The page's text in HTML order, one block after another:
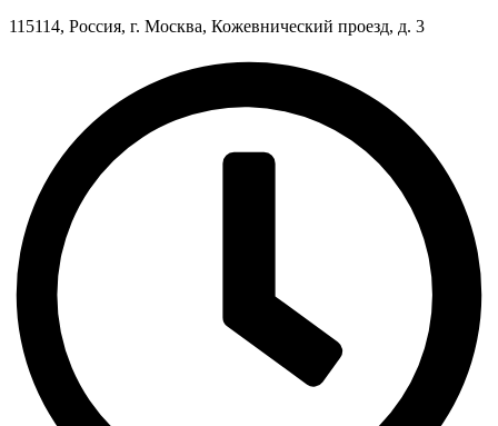
115114, Россия, г. Москва, Кожевнический проезд, д. 3